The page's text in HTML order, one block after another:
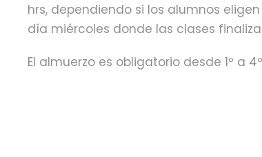
hrs, dependiendo si los alumnos
día miércoles donde las clases
El almuerzo es obligatorio desde 1º a